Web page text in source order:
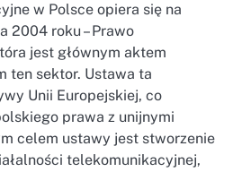
w Polsce opiera się na
2004 roku – Prawo
jest głównym aktem
ten sektor. Ustawa ta
Unii Europejskiej, co
prawa z unijnymi
celem ustawy jest stworzenie
telekomunikacyjnej,